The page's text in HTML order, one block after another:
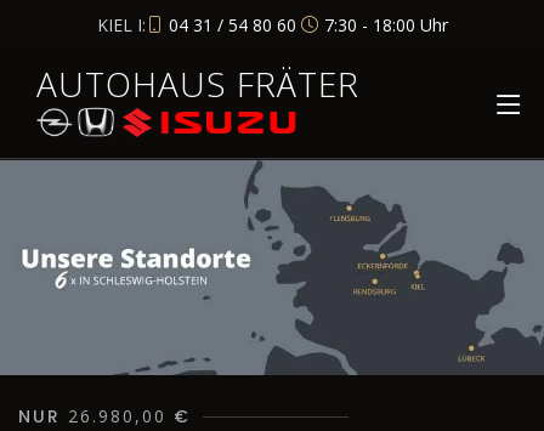
KIEL I: 04 31 / 54 80 60 7:30 - 18:00 Uhr
AUTOHAUS FRÄTER
NUR 26.980,00 €